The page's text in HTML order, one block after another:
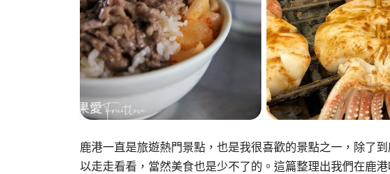
鹿港一直是旅遊熱門景點，也是我很喜歡的景點之一，除了
以走走看看，當然美食也是少不了的。這篇整理出我們在鹿